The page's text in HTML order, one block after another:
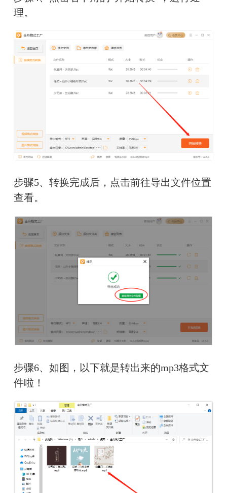
理。
步骤5、转换完成后，点击前往导出文件位置
查看。
步骤6、如图，以下就是转出来的mp3格式文
件啦！